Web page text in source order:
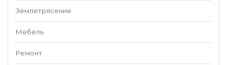
Землетрясение
Мебель
Ремонт